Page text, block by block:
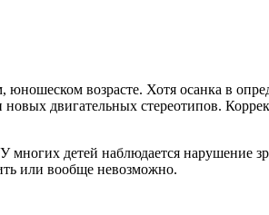
возрасте. Хотя осанка в
двигательных стереотипов.
детей наблюдается нарушение
или вообще невозможно.